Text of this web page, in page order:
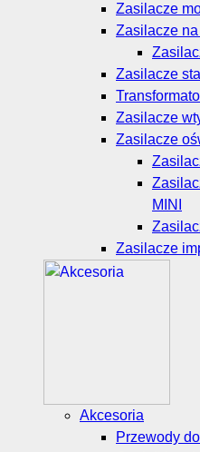
Zasilacze
Zasilacze
Zasilacze
Zasilacze
Zasilacze
MINI
Zasilacze
Akcesoria
Przewody